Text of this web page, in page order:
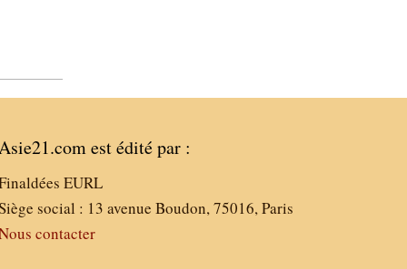
est édité par :
EURL
social : 13 avenue Boudon, 75016, Paris
contacter